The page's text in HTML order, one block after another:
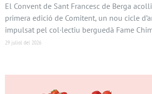
El Convent de Sant Francesc de Berga
primera edició de Comitent, un nou cicle
impulsat pel col·lectiu berguedà Fame
29 juliol del 2026